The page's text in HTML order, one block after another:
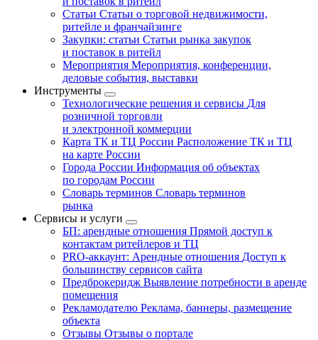
Статьи Статьи о торговой недвижимости,
ритейле и франчайзинге
Закупки: статьи Статьи рынка закупок
и поставок в ритейл
Мероприятия Мероприятия, конференции,
деловые события, выставки
Инструменты
Технологические решения и сервисы Для
розничной торговли
и электронной коммерции
Карта ТК и ТЦ России Расположение ТК и ТЦ
на карте России
Города России Информация об объектах
по городам России
Словарь терминов Словарь терминов
рынка
Сервисы и услуги
БП: арендные отношения Прямой доступ к
контактам ритейлеров и ТЦ
PRO-аккаунт: Арендные отношения Доступ к
большинству сервисов сайта
Предброкеридж Выявление потребности в аренде
помещения
Рекламодателю Реклама, баннеры, размещение
объекта
Отзывы Отзывы о портале